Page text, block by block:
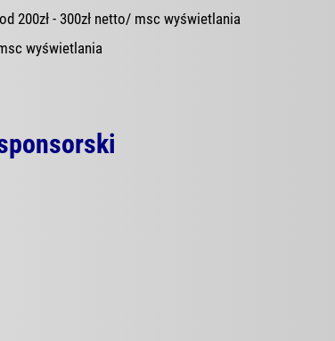
200zł - 300zł netto/ msc wyświetlania
wyświetlania